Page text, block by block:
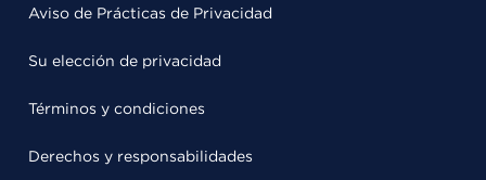
Aviso de Prácticas de Privacidad
Su elección de privacidad
Términos y condiciones
Derechos y responsabilidades